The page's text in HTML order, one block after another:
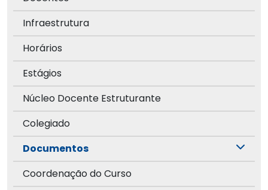
Infraestrutura
Horários
Estágios
Núcleo Docente Estruturante
Colegiado
Documentos
Coordenação do Curso